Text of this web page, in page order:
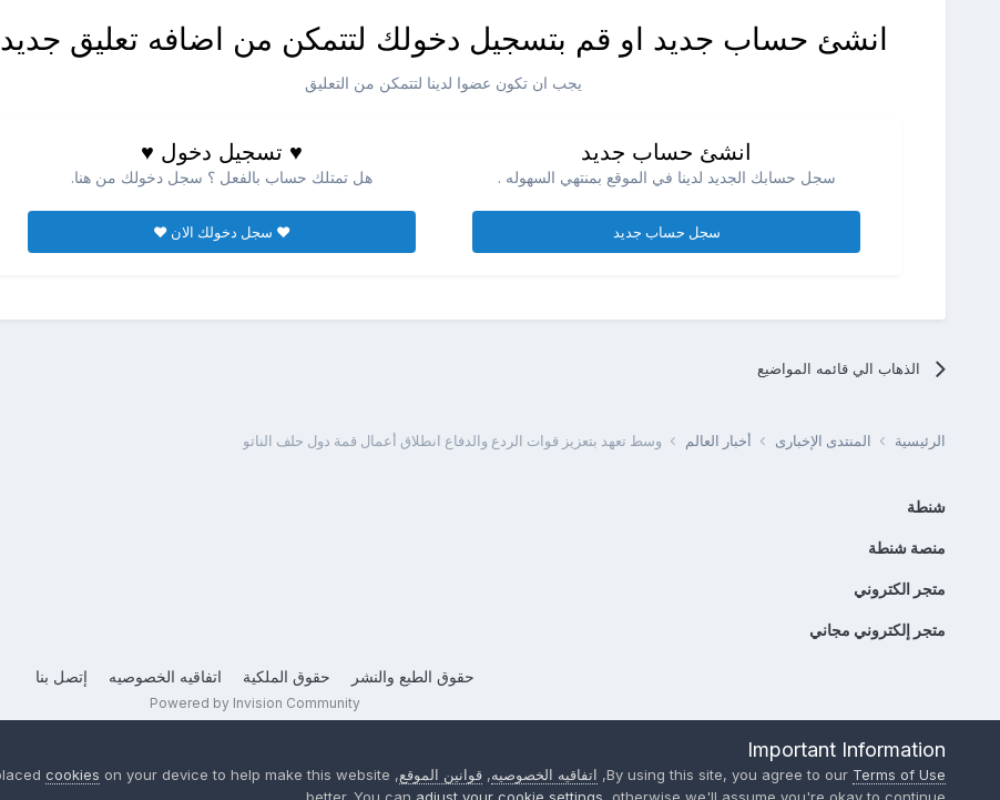
انشئ حساب جديد او قم بتسجيل دخولك لتتمكن من اضافه تعليق جديد
يجب ان تكون عضوا لدينا لتتمكن من التعليق
انشئ حساب جديد
سجل حسابك الجديد لدينا في الموقع بمنتهي السهوله .
سجل حساب جديد
♥ تسجيل دخول ♥
هل تمتلك حساب بالفعل ؟ سجل دخولك من هنا.
♥ سجل دخولك الان ♥
الذهاب الي قائمه المواضيع
الرئيسية المنتدى الإخبارى أخبار العالم وسط تعهد بتعزيز قوات الردع والدفاع انطلاق أعمال قمة دول حلف الناتو
شنطة
منصة شنطة
متجر الكتروني
متجر إلكتروني مجاني
حقوق الطبع والنشر حقوق الملكية اتفاقيه الخصوصيه إتصل بنا
Powered by Invision Community
Important Information
By using this site, you agree to our Terms of Use
, اتفاقيه الخصوصيه, قوانين الموقع, We have placed
cookies on your device to help make this website